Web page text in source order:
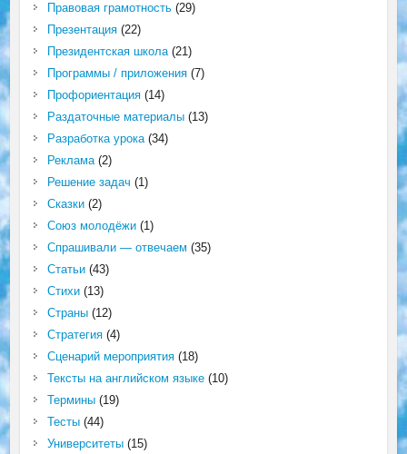
Правовая грамотность(29)
Презентация(22)
Президентская школа(21)
Программы / приложения(7)
Профориентация(14)
Раздаточные материалы(13)
Разработка урока(34)
Реклама(2)
Решение задач (1)
Сказки(2)
Союз молодёжи(1)
Спрашивали — отвечаем (35)
Статьи(43)
Стихи(13)
Страны(12)
Стратегия(4)
Сценарий мероприятия(18)
Тексты на английском языке(10)
Термины(19)
Тесты(44)
Университеты(15)